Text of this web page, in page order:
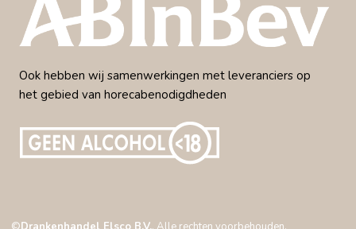
Ook hebben wij samenwerkingen met leveranciers op
het gebied van horecabenodigdheden